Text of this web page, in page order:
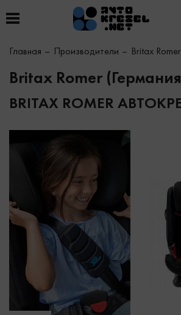
Главная Производители Britax
Britax Romer
BRITAX ROMER